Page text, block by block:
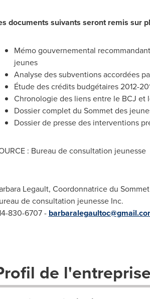
documents suivants seront remis sur
Mémo gouvernemental
jeunes
Analyse des subventions accordées
Étude des crédits budgétaires 2012-
Chronologie des liens entre le BCJ et
Dossier complet du Sommet des
Dossier de presse des interventions
: Bureau de consultation jeunesse
Legault, Coordonnatrice du
de consultation jeunesse Inc.
830-6707 -
de l'entreprise